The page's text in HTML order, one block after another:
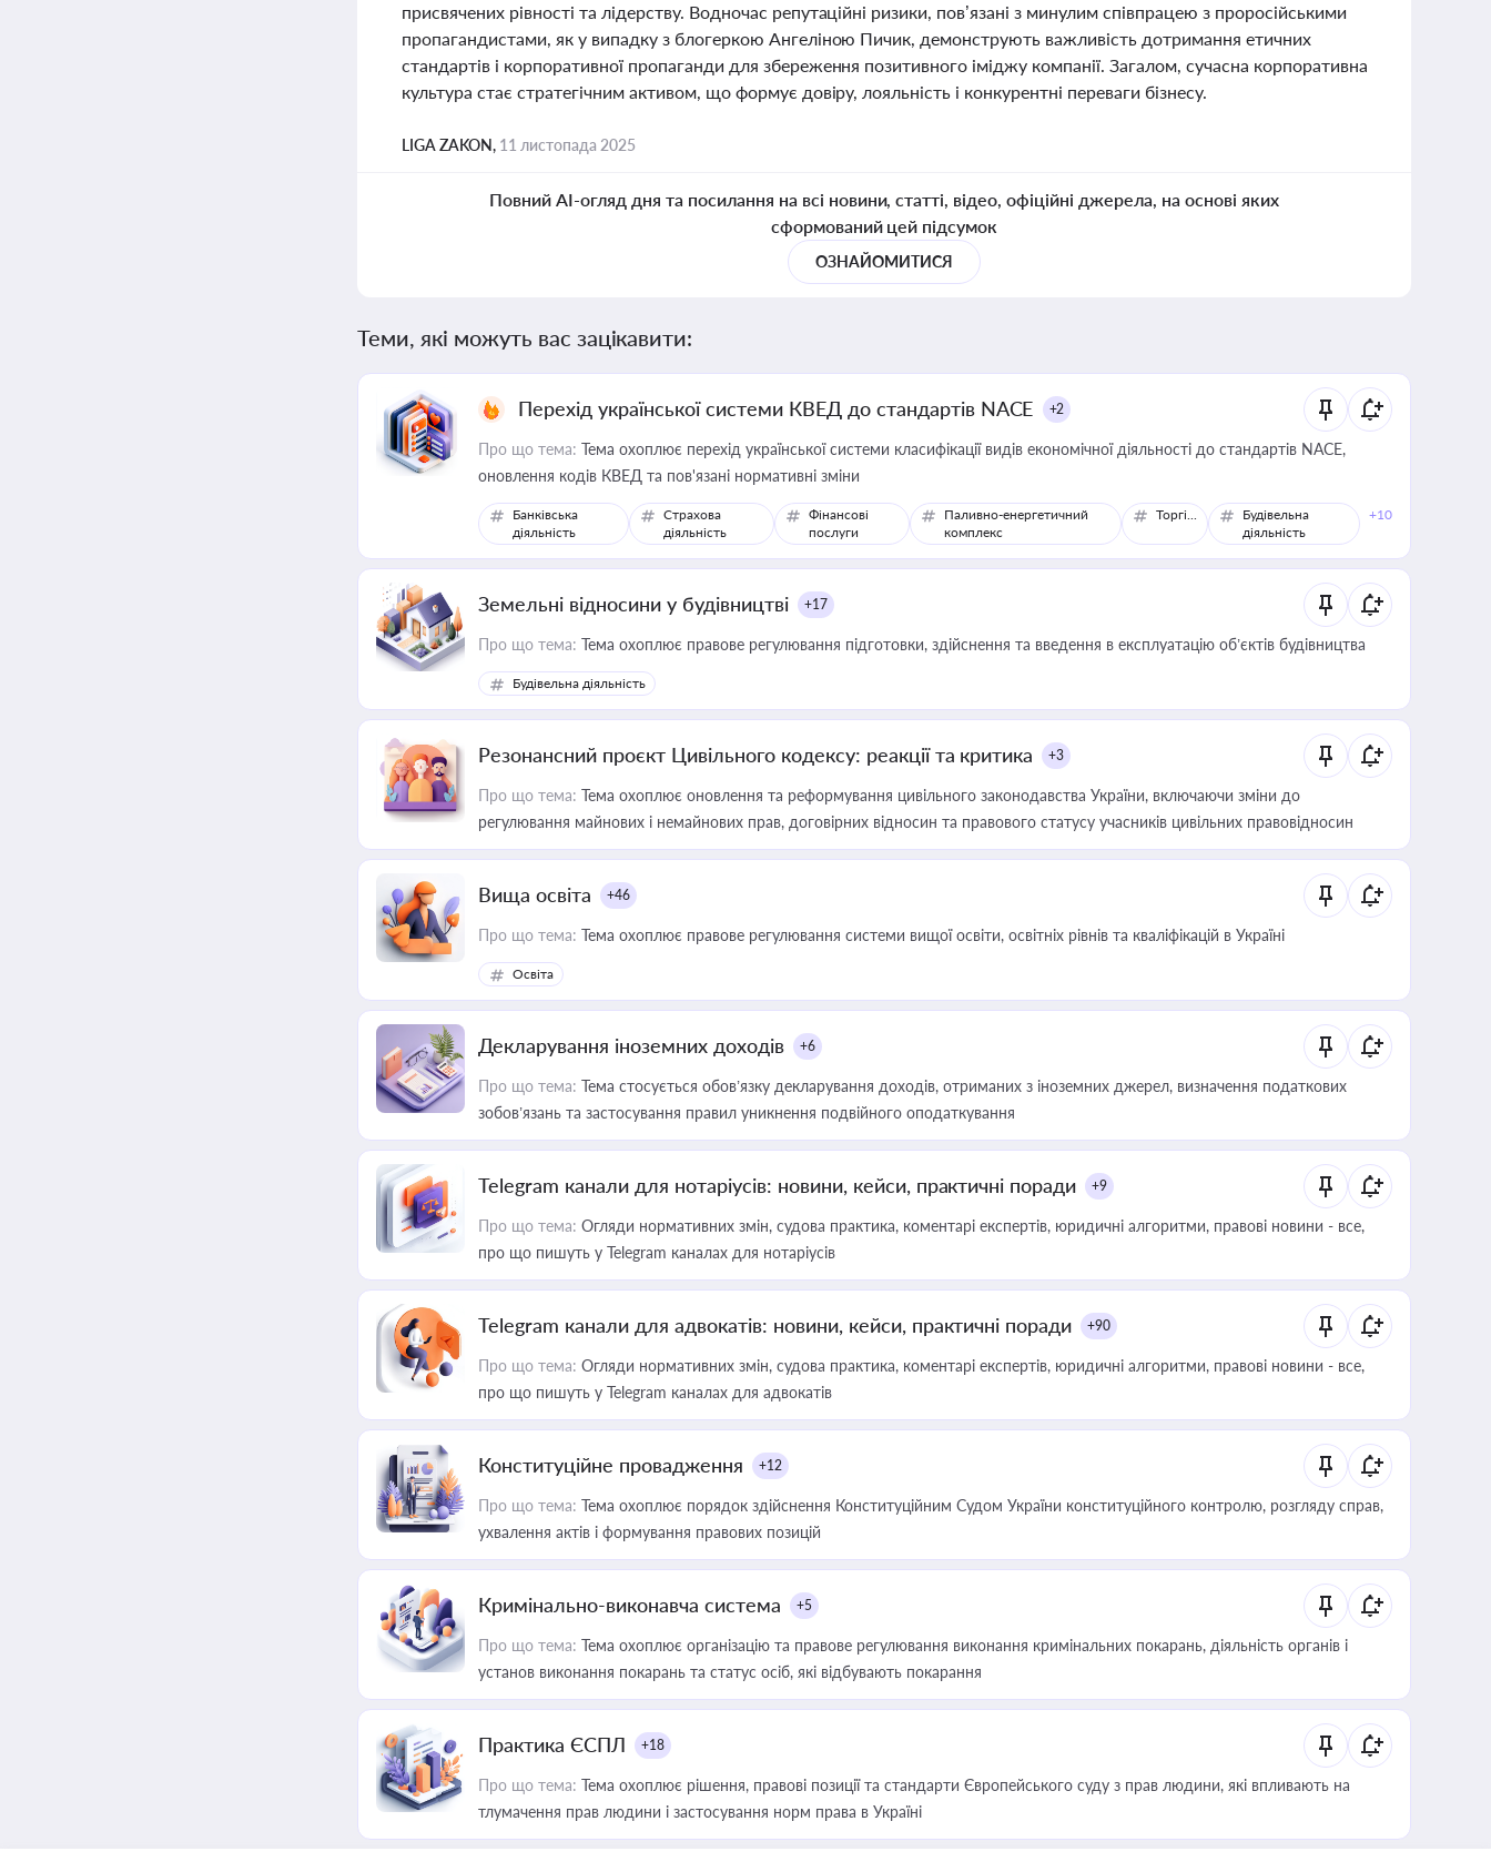
присвячених рівності та лідерству. Водночас репутаційні ризики, пов’язані з минулим співпрацею з проросійськими
пропагандистами, як у випадку з блогеркою Ангеліною Пичик, демонструють важливість дотримання етичних
стандартів і корпоративної пропаганди для збереження позитивного іміджу компанії. Загалом, сучасна корпоративна
культура стає стратегічним активом, що формує довіру, лояльність і конкурентні переваги бізнесу.
LIGA ZAKON, 11 листопада 2025
Повний AI-огляд дня та посилання на всі новини, статті, відео, офіційні джерела, на основі яких
сформований цей підсумок
ОЗНАЙОМИТИСЯ
Теми, які можуть вас зацікавити:
Перехід української системи КВЕД до стандартів NACE +2
Про що тема: Тема охоплює перехід української системи класифікації видів економічної діяльності до стандартів NACE,
оновлення кодів КВЕД та пов'язані нормативні зміни
Банківська
діяльність
Страхова
діяльність
Фінансові
послуги
Паливно-енергетичний
комплекс
Торгівля
Будівельна
діяльність
+10
Земельні відносини у будівництві +17
Про що тема: Тема охоплює правове регулювання підготовки, здійснення та введення в експлуатацію об’єктів будівництва
Будівельна діяльність
Резонансний проєкт Цивільного кодексу: реакції та критика +3
Про що тема: Тема охоплює оновлення та реформування цивільного законодавства України, включаючи зміни до
регулювання майнових і немайнових прав, договірних відносин та правового статусу учасників цивільних правовідносин
Вища освіта +46
Про що тема: Тема охоплює правове регулювання системи вищої освіти, освітніх рівнів та кваліфікацій в Україні
Освіта
Декларування іноземних доходів +6
Про що тема: Тема стосується обов’язку декларування доходів, отриманих з іноземних джерел, визначення податкових
зобов’язань та застосування правил уникнення подвійного оподаткування
Telegram канали для нотаріусів: новини, кейси, практичні поради +9
Про що тема: Огляди нормативних змін, судова практика, коментарі експертів, юридичні алгоритми, правові новини - все,
про що пишуть у Telegram каналах для нотаріусів
Telegram канали для адвокатів: новини, кейси, практичні поради +90
Про що тема: Огляди нормативних змін, судова практика, коментарі експертів, юридичні алгоритми, правові новини - все,
про що пишуть у Telegram каналах для адвокатів
Конституційне провадження +12
Про що тема: Тема охоплює порядок здійснення Конституційним Судом України конституційного контролю, розгляду справ,
ухвалення актів і формування правових позицій
Кримінально-виконавча система +5
Про що тема: Тема охоплює організацію та правове регулювання виконання кримінальних покарань, діяльність органів і
установ виконання покарань та статус осіб, які відбувають покарання
Практика ЄСПЛ +18
Про що тема: Тема охоплює рішення, правові позиції та стандарти Європейського суду з прав людини, які впливають на
тлумачення прав людини і застосування норм права в Україні